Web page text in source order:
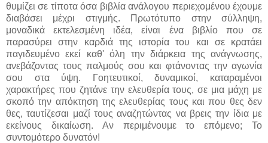
θυμίζει σε τίποτα όσα βιβλία ανάλογου περιεχομένου έχουμε
διαβάσει μέχρι στιγμής. Πρωτότυπο στην σύλληψη,
μοναδικά εκτελεσμένη ιδέα, είναι ένα βιβλίο που σε
παρασύρει στην καρδιά της ιστορία του και σε κρατάει
παγιδευμένο εκεί καθ' όλη την διάρκεια της ανάγνωσης,
ανεβάζοντας τους παλμούς σου και φτάνοντας την αγωνία
σου στα ύψη. Γοητευτικοί, δυναμικοί, καταραμένοι
χαρακτήρες που ζητάνε την ελευθερία τους, σε μια μάχη με
σκοπό την απόκτηση της ελευθερίας τους και που θες δεν
θες, ταυτίζεσαι μαζί τους αναζητώντας να βρεις την ίδια με
εκείνους δικαίωση. Αν περιμένουμε το επόμενο; Το
συντομότερο δυνατόν!